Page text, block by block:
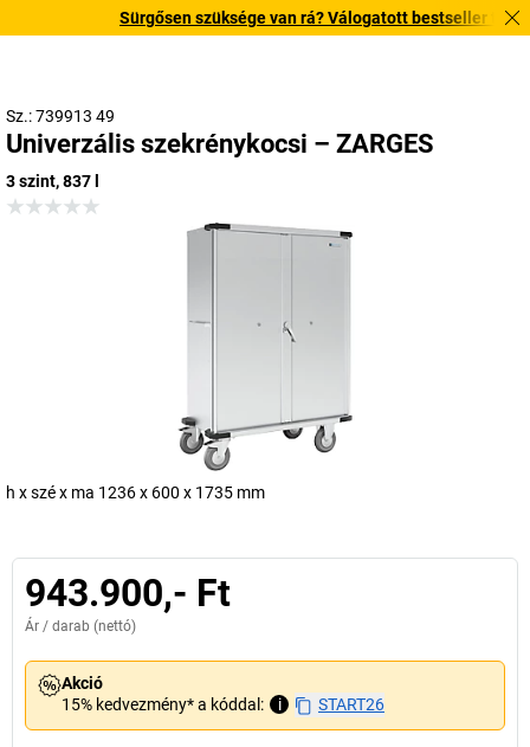
Sürgősen szüksége van rá? Válogatott bestseller
Sz.: 739913 49
Univerzális szekrénykocsi – ZARGES
3 szint, 837 l
h x szé x ma 1236 x 600 x 1735 mm
943.900,- Ft
Ár / darab (nettó)
Akció
15% kedvezmény* a kóddal:
i START26